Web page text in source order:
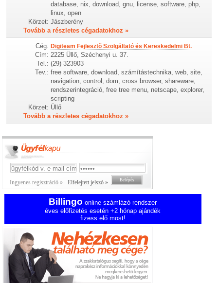
database, nix, download, gnu, license, software, php,
linux, open
Körzet: Jászberény
Tovább a részletes cégadatokhoz »
Cég: Digiteam Fejlesztő Szolgáltató és Kereskedelmi Bt.
Cím: 2225 Üllő, Széchenyi u. 37.
Tel.: (29) 323903
Tev.: free software, download, számítástechnika, web, site,
navigation, control, dom, cross browser, shareware,
rendszerintegráció, free tree menu, netscape, explorer,
scripting
Körzet: Üllő
Tovább a részletes cégadatokhoz »
Ingyenes regisztráció » Elfelejtett jelszó »
Billingo online számlázó rendszer
éves előfizetés esetén +2 hónap ajándék
fizess elő most!